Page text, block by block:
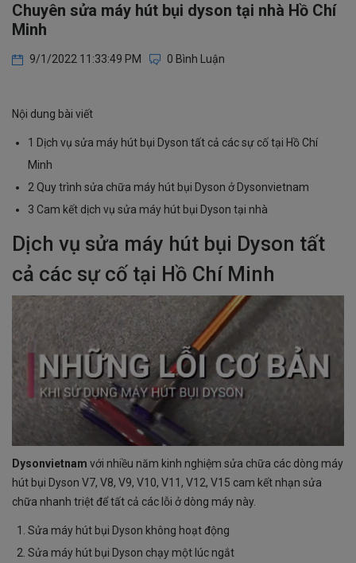
Chuyên sửa máy hút bụi dyson tại nhà Hồ Chí
Minh
9/1/2022 11:33:49 PM 0 Bình Luận
Nội dung bài viết
1 Dịch vụ sửa máy hút bụi Dyson tất cả các sự cố tại Hồ Chí
Minh
2 Quy trình sửa chữa máy hút bụi Dyson ở Dysonvietnam
3 Cam kết dịch vụ sửa máy hút bụi Dyson tại nhà
Dịch vụ sửa máy hút bụi Dyson tất
cả các sự cố tại Hồ Chí Minh
Dysonvietnam với nhiều năm kinh nghiệm sửa chữa các dòng máy
hút bụi Dyson V7, V8, V9, V10, V11, V12, V15 cam kết nhạn sửa
chữa nhanh triệt để tất cả các lỗi ở dòng máy này.
Sửa máy hút bụi Dyson không hoạt động
Sửa máy hút bụi Dyson chạy một lúc ngắt